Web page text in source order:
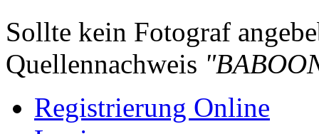
Sollte kein Fotograf
Quellennachweis
Registrierung Online